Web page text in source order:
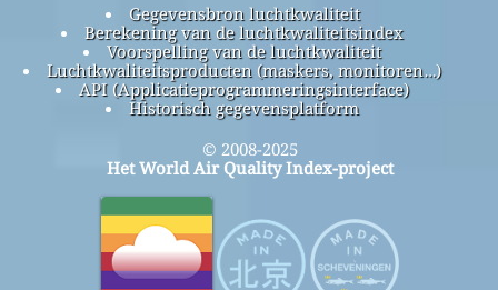
Gegevensbron luchtkwaliteit
Berekening van de luchtkwaliteitsindex
Voorspelling van de luchtkwaliteit
Luchtkwaliteitsproducten (maskers, monitoren…)
API (Applicatieprogrammeringsinterface)
Historisch gegevensplatform
© 2008-2025
Het World Air Quality Index-project